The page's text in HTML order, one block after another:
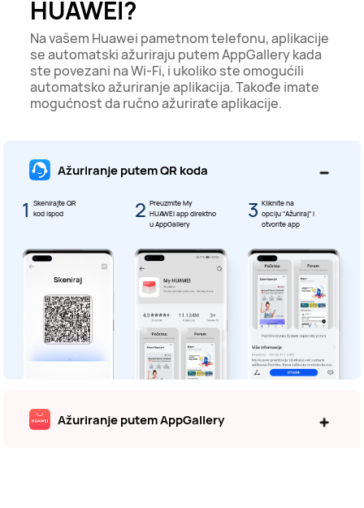
HUAWEI?
Na vašem Huawei pametnom telefonu, aplikacije
se automatski ažuriraju putem AppGallery kada
ste povezani na Wi-Fi, i ukoliko ste omogućili
automatsko ažuriranje aplikacija. Takođe imate
mogućnost da ručno ažurirate aplikacije.
Ažuriranje putem QR koda
1
Skenirajte QR
kod ispod
2 Preuzmite My
HUAWEI app direktno
u AppGallery
3 Kliknite na
opciju "Ažuriraj" i
otvorite app
Ažuriranje putem AppGallery